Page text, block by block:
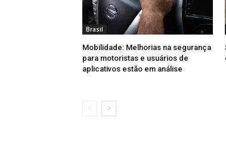
Brasil
Mobilidade: Melhorias na segurança
para motoristas e usuários de
aplicativos estão em análise